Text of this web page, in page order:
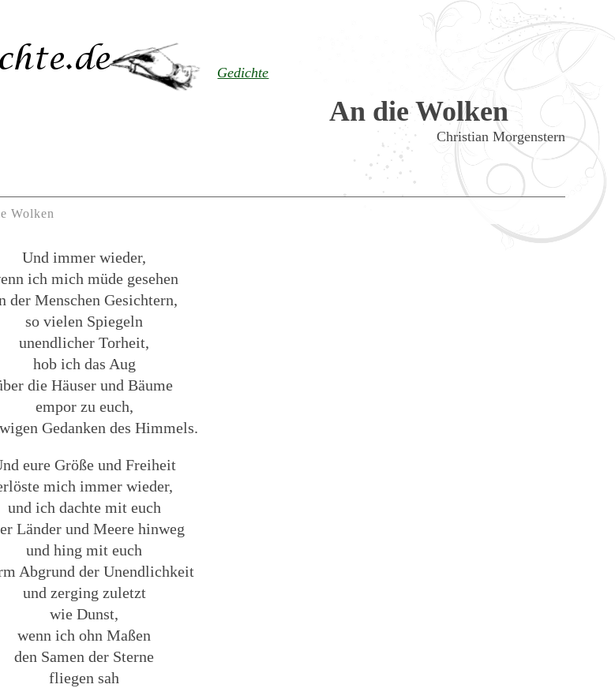
Gedichte
An die Wolken
Christian Morgenstern
Wolken
Und immer wieder,
ich mich müde gesehen
der Menschen Gesichtern,
so vielen Spiegeln
unendlicher Torheit,
hob ich das Aug
die Häuser und Bäume
empor zu euch,
Gedanken des Himmels.
eure Größe und Freiheit
mich immer wieder,
und ich dachte mit euch
Länder und Meere hinweg
und hing mit euch
Abgrund der Unendlichkeit
und zerging zuletzt
wie Dunst,
wenn ich ohn Maßen
den Samen der Sterne
fliegen sah